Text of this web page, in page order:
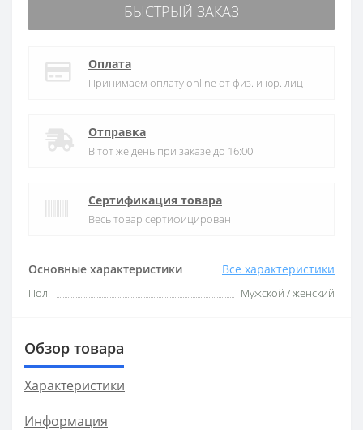
Основные характеристики Все характеристики
Пол: Мужской / женский
БЫСТРЫЙ ЗАКАЗ
Оплата
Принимаем оплату online от физ. и юр. лиц
Отправка
В тот же день при заказе до 16:00
Сертификация товара
Весь товар сертифицирован
Обзор товара
Характеристики
Информация